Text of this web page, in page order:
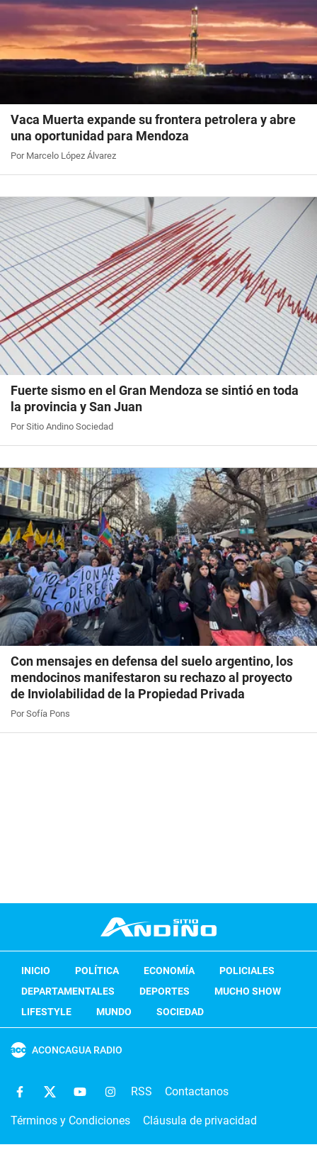
Vaca Muerta expande su frontera petrolera y abre
una oportunidad para Mendoza
Por Marcelo López Álvarez
Fuerte sismo en el Gran Mendoza se sintió en toda
la provincia y San Juan
Por Sitio Andino Sociedad
Con mensajes en defensa del suelo argentino, los
mendocinos manifestaron su rechazo al proyecto
de Inviolabilidad de la Propiedad Privada
Por Sofía Pons
INICIO POLÍTICA ECONOMÍA
POLICIALES
DEPARTAMENTALES
DEPORTES
MUCHO SHOW
LIFESTYLE
MUNDO SOCIEDAD
ACONCAGUA RADIO
RSS Contactanos
Términos y Condiciones Cláusula de privacidad